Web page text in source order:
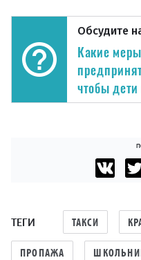
Обсудите
Какие
чтобы
ТЕГИ ТАКСИ
ПРОПАЖА